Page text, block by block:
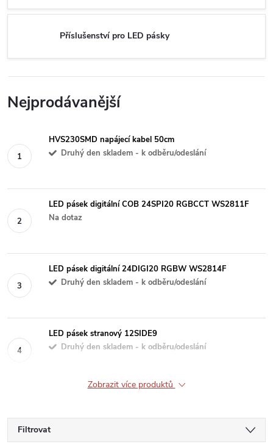
Příslušenství pro LED pásky
Nejprodávanější
HVS230SMD napájecí kabel 50cm
Druhý den skladem - k odběru/odeslání
LED pásek digitální COB 24SPI20 RGBCCT WS2811F
Na dotaz
LED pásek digitální 24DIGI20 RGBW WS2814F
Druhý den skladem - k odběru/odeslání
LED pásek stranový 12SIDE9
Druhý den skladem - k odběru/odeslání
Zobrazit více produktů
Filtrovat